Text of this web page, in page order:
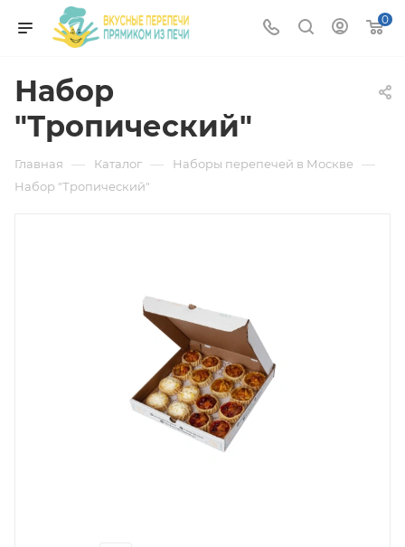
0
Набор
"Тропический"
Главная — Каталог — Наборы перепечей в Москве —
Набор "Тропический"